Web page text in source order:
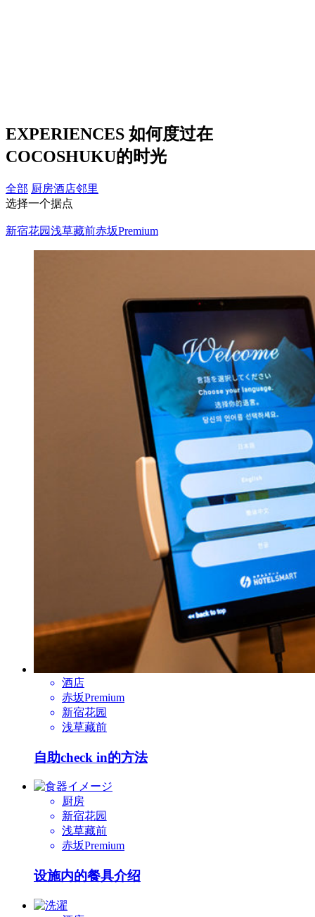
EXPERIENCES 如何度过在
COCOSHUKU的时光
全部 厨房酒店邻里
选择一个据点
新宿花园浅草藏前赤坂Premium
酒店
赤坂Premium
新宿花园
浅草藏前
自助check in的方法
厨房
新宿花园
浅草藏前
赤坂Premium
设施内的餐具介绍